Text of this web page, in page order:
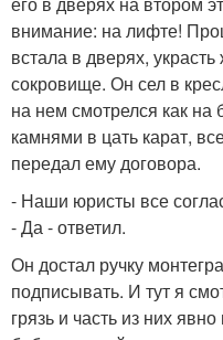
внимание: на лифте!
встала в дверях,
сокровище. Он сел в
на нем смотрелся как на
камнями в цать карат,
передал ему договора.
- Наши юристы все
- Да - ответил.
Он достал ручку
подписывать. И тут я
грязь и часть из них